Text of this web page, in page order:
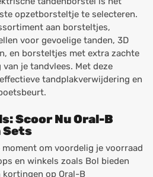
opzetborsteltje te selecteren.
aan borsteltjes,
voor gevoelige tanden, 3D
en borsteltjes met extra zachte
je tandvlees. Met deze
tandplakverwijdering en
Scoor Nu Oral-B
Sets
om voordelig je voorraad
en winkels zoals Bol bieden
kortingen op Oral-B